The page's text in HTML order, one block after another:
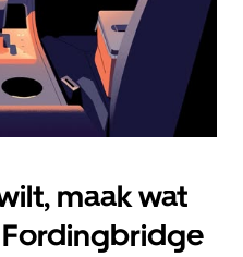
maak wat